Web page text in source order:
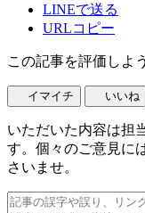
LINEで送る
URLコピー
この記事を評価しよ
イマイチ いいね
いただいた内容は担
す。個々のご意見に
さいませ。